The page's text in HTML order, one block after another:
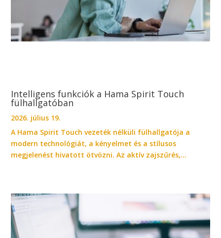
Intelligens funkciók a Hama Spirit Touch
fülhallgatóban
2026. július 19.
A Hama Spirit Touch vezeték nélküli fülhallgatója a
modern technológiát, a kényelmet és a stílusos
megjelenést hivatott ötvözni. Az aktív zajszűrés,...